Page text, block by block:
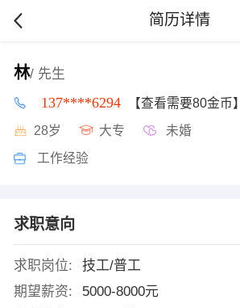
简历详情
林/ 先生
137****6294 【查看需要80金币】
28岁 大专 未婚
工作经验
求职意向
求职岗位:
技工/普工
期望薪资:
5000-8000元